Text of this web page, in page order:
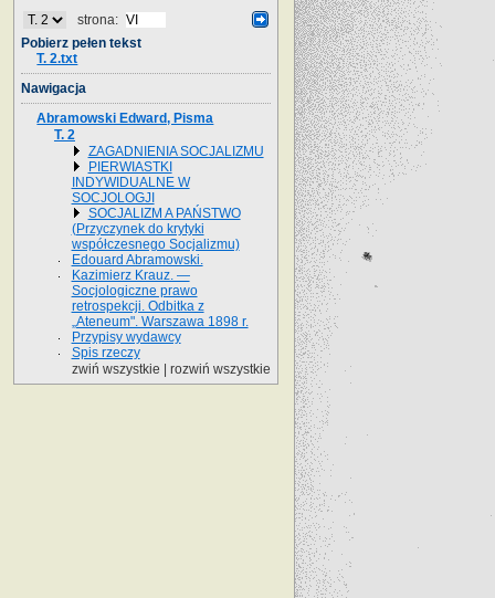
strona:
Pobierz pełen tekst
T. 2.txt
Nawigacja
Abramowski Edward, Pisma
T. 2
ZAGADNIENIA SOCJALIZMU
PIERWIASTKI
INDYWIDUALNE W
SOCJOLOGJI
SOCJALIZM A PAŃSTWO
(Przyczynek do krytyki
współczesnego Socjalizmu)
Edouard Abramowski.
Kazimierz Krauz. —
Socjologiczne prawo
retrospekcji. Odbitka z
„Ateneum". Warszawa 1898 r.
Przypisy wydawcy
Spis rzeczy
zwiń wszystkie
rozwiń wszystkie